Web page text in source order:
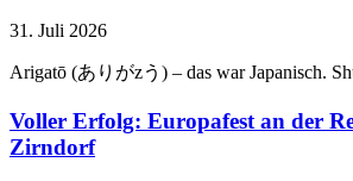
31. Juli 2026
Arigatō (ありがzう) – das war Japanisch.
Voller Erfolg: Europafest an der
Zirndorf